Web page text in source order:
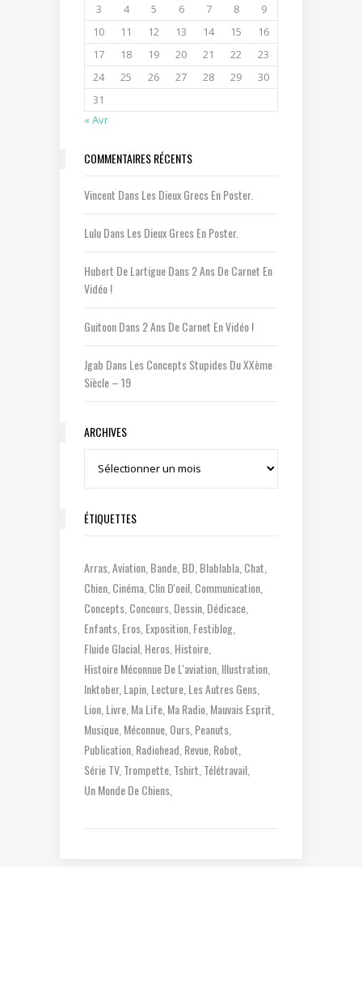
3
4 5 6 7 8
9
10
11 12 13 14 15
16
17
18 19 20 21 22
23
24
25 26 27 28 29
30
31
« Avr
COMMENTAIRES RÉCENTS
Vincent DansLes Dieux Grecs En Poster.
LuluDansLes Dieux Grecs En Poster.
Hubert De LartigueDans2 Ans De Carnet En
Vidéo !
GuitoonDans2 Ans De Carnet En Vidéo !
Jgab DansLes Concepts Stupides Du XXème
Siècle – 19
ARCHIVES
Archives
ÉTIQUETTES
Arras Aviation Bande BD Blablabla Chat
Chien Cinéma Clin D'oeil Communication
Concepts Concours Dessin Dédicace
Enfants Eros Exposition Festiblog
Fluide Glacial Heros Histoire
Histoire Méconnue De L'aviation Illustration
Inktober Lapin Lecture Les Autres Gens
Lion Livre Ma Life Ma Radio Mauvais Esprit
Musique Méconnue Ours Peanuts
Publication Radiohead Revue Robot
Série TV Trompette Tshirt Télétravail
Un Monde De Chiens